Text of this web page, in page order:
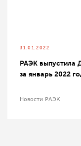
31.01.2022
РАЭК выпустила
за январь 2022
Новости РАЭК